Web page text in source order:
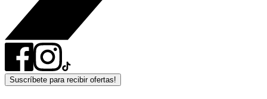
Suscríbete para recibir ofertas!